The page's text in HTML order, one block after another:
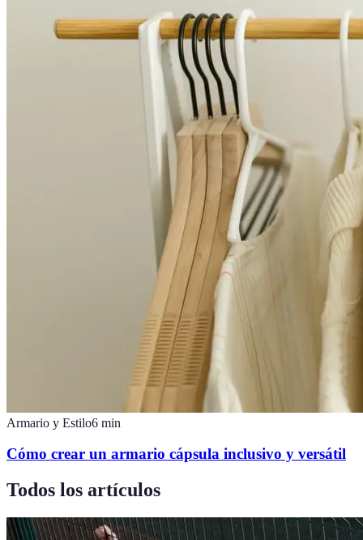
Armario y Estilo6 min
Cómo crear un armario cápsula inclusivo y versátil
Todos los artículos